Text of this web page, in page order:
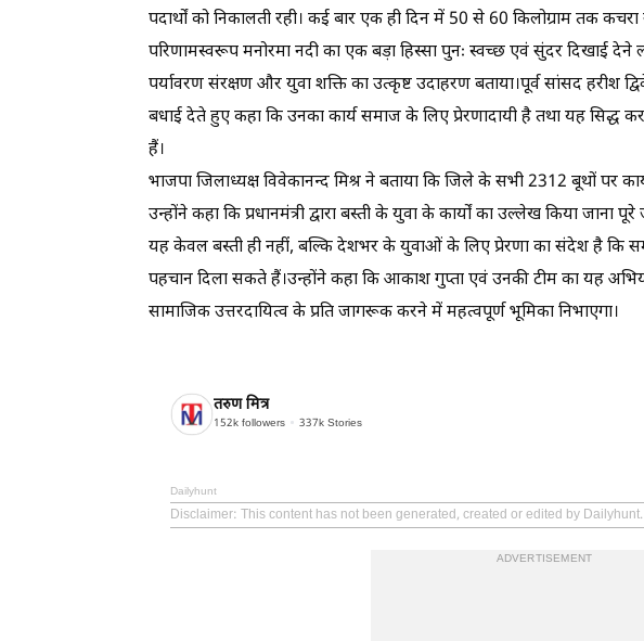
पदार्थों को निकालती रही। कई बार एक ही दिन में 50 से 60 किलोग्राम तक कचरा
परिणामस्वरूप मनोरमा नदी का एक बड़ा हिस्सा पुनः स्वच्छ एवं सुंदर दिखाई देने
पर्यावरण संरक्षण और युवा शक्ति का उत्कृष्ट उदाहरण बताया।पूर्व सांसद हरीश
बधाई देते हुए कहा कि उनका कार्य समाज के लिए प्रेरणादायी है तथा यह सिद्ध
हैं।
भाजपा जिलाध्यक्ष विवेकानन्द मिश्र ने बताया कि जिले के सभी 2312 बूथों पर
उन्होंने कहा कि प्रधानमंत्री द्वारा बस्ती के युवा के कार्यों का उल्लेख किया
यह केवल बस्ती ही नहीं, बल्कि देशभर के युवाओं के लिए प्रेरणा का संदेश है कि
पहचान दिला सकते हैं।उन्होंने कहा कि आकाश गुप्ता एवं उनकी टीम का यह
सामाजिक उत्तरदायित्व के प्रति जागरूक करने में महत्वपूर्ण भूमिका निभाएगा।
तरुण मित्र
152k followers 337k Stories
Dailyhunt
Disclaimer: This content has not been generated, created or edited by
ADVERTISEMENT